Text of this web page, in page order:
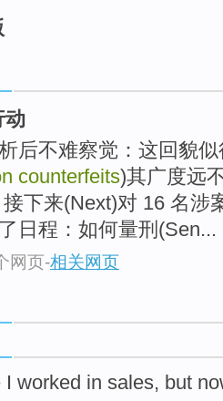
动
后不难察觉：这回貌
counterfeits)其广度远
下来(Next)对 16 名涉
日程：如何量刑(Sen...
网页-相关网页
I worked in sales, but